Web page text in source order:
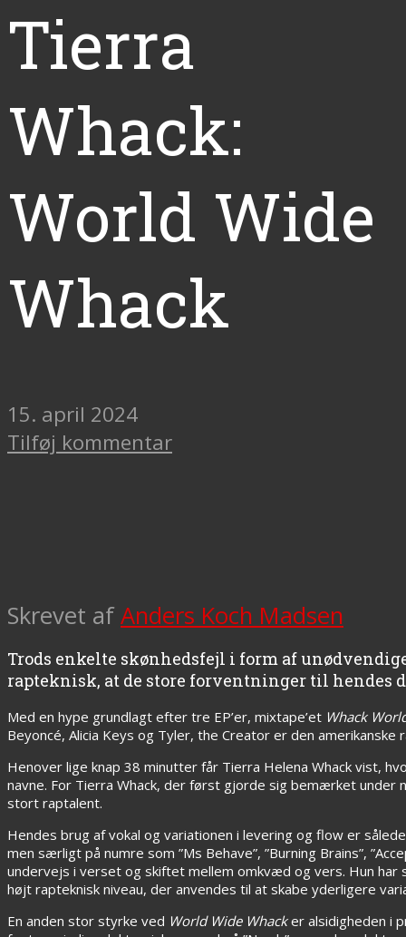
Tierra
Whack:
World Wide
Whack
15. april 2024
Tilføj kommentar
Skrevet afAnders Koch Madsen
Trods enkelte skønhedsfejl i form af
rapteknisk, at de store forventninger til hendes
Med en hype grundlagt efter tre EP’er, mixtape’et Whack
Beyoncé, Alicia Keys og Tyler, the Creator er den
Henover lige knap 38 minutter får Tierra Helena Whack vist,
navne. For Tierra Whack, der først gjorde sig bemærket under
stort raptalent.
Hendes brug af vokal og variationen i levering og flow er
men særligt på numre som ”Ms Behave”, ”Burning Brains”,
undervejs i verset og skiftet mellem omkvæd og vers. Hun
højt rapteknisk niveau, der anvendes til at skabe yderligere
En anden stor styrke ved World Wide Whacker alsidigheden i